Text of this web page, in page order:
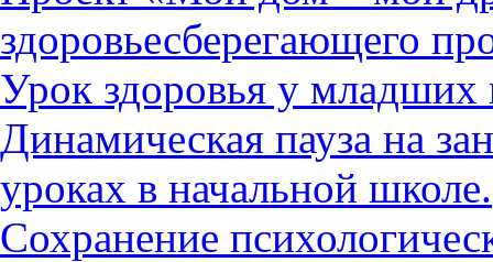
здоровьесберегающего
Урок здоровья у младших
Динамическая пауза на
уроках в начальной школе.
Сохранение